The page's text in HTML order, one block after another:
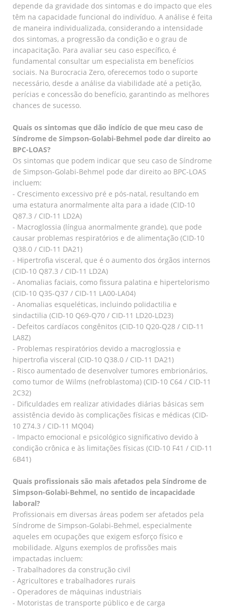
depende da gravidade dos sintomas e do impacto que eles
têm na capacidade funcional do indivíduo. A análise é feita
de maneira individualizada, considerando a intensidade
dos sintomas, a progressão da condição e o grau de
incapacitação. Para avaliar seu caso específico, é
fundamental consultar um especialista em benefícios
sociais. Na Burocracia Zero, oferecemos todo o suporte
necessário, desde a análise da viabilidade até a petição,
perícias e concessão do benefício, garantindo as melhores
chances de sucesso.
Quais os sintomas que dão indício de que meu caso de
Síndrome de Simpson-Golabi-Behmel pode dar direito ao
BPC-LOAS?
Os sintomas que podem indicar que seu caso de Síndrome
de Simpson-Golabi-Behmel pode dar direito ao BPC-LOAS
incluem:
- Crescimento excessivo pré e pós-natal, resultando em
uma estatura anormalmente alta para a idade (CID-10
Q87.3 / CID-11 LD2A)
- Macroglossia (língua anormalmente grande), que pode
causar problemas respiratórios e de alimentação (CID-10
Q38.0 / CID-11 DA21)
- Hipertrofia visceral, que é o aumento dos órgãos internos
(CID-10 Q87.3 / CID-11 LD2A)
- Anomalias faciais, como fissura palatina e hipertelorismo
(CID-10 Q35-Q37 / CID-11 LA00-LA04)
- Anomalias esqueléticas, incluindo polidactilia e
sindactilia (CID-10 Q69-Q70 / CID-11 LD20-LD23)
- Defeitos cardíacos congênitos (CID-10 Q20-Q28 / CID-11
LA8Z)
- Problemas respiratórios devido a macroglossia e
hipertrofia visceral (CID-10 Q38.0 / CID-11 DA21)
- Risco aumentado de desenvolver tumores embrionários,
como tumor de Wilms (nefroblastoma) (CID-10 C64 / CID-11
2C32)
- Dificuldades em realizar atividades diárias básicas sem
assistência devido às complicações físicas e médicas (CID-
10 Z74.3 / CID-11 MQ04)
- Impacto emocional e psicológico significativo devido à
condição crônica e às limitações físicas (CID-10 F41 / CID-11
6B41)
Quais profissionais são mais afetados pela Síndrome de
Simpson-Golabi-Behmel, no sentido de incapacidade
laboral?
Profissionais em diversas áreas podem ser afetados pela
Síndrome de Simpson-Golabi-Behmel, especialmente
aqueles em ocupações que exigem esforço físico e
mobilidade. Alguns exemplos de profissões mais
impactadas incluem:
- Trabalhadores da construção civil
- Agricultores e trabalhadores rurais
- Operadores de máquinas industriais
- Motoristas de transporte público e de carga